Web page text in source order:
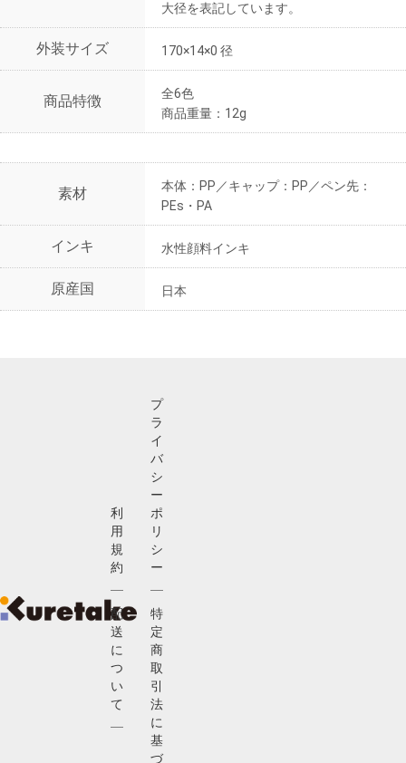
大径を表記しています。
外装サイズ 170×14×0 径
商品特徴
全6色
商品重量：12g
素材
本体：PP／キャップ：PP／ペン先：
PEs・PA
インキ 水性顔料インキ
原産国 日本
利
用
規
約
配
送
に
つ
い
て
プ
ラ
イ
バ
シ
ー
ポ
リ
シ
ー
特
定
商
取
引
法
に
基
づ